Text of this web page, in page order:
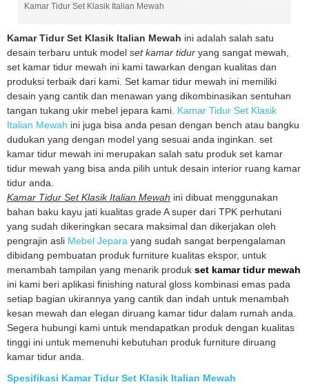
Kamar Tidur Set Klasik Italian Mewah
Kamar Tidur Set Klasik Italian Mewah ini adalah salah satu
desain terbaru untuk model set kamar tidur yang sangat mewah,
set kamar tidur mewah ini kami tawarkan dengan kualitas dan
produksi terbaik dari kami. Set kamar tidur mewah ini memiliki
desain yang cantik dan menawan yang dikombinasikan sentuhan
tangan tukang ukir mebel jepara kami. Kamar Tidur Set Klasik
Italian Mewah ini juga bisa anda pesan dengan bench atau bangku
dudukan yang dengan model yang sesuai anda inginkan. set
kamar tidur mewah ini merupakan salah satu produk set kamar
tidur mewah yang bisa anda pilih untuk desain interior ruang kamar
tidur anda.
Kamar Tidur Set Klasik Italian Mewah ini dibuat menggunakan
bahan baku kayu jati kualitas grade A super dari TPK perhutani
yang sudah dikeringkan secara maksimal dan dikerjakan oleh
pengrajin asli Mebel Jepara yang sudah sangat berpengalaman
dibidang pembuatan produk furniture kualitas ekspor, untuk
menambah tampilan yang menarik produk set kamar tidur mewah
ini kami beri aplikasi finishing natural gloss kombinasi emas pada
setiap bagian ukirannya yang cantik dan indah untuk menambah
kesan mewah dan elegan diruang kamar tidur dalam rumah anda.
Segera hubungi kami untuk mendapatkan produk dengan kualitas
tinggi ini untuk memenuhi kebutuhan produk furniture diruang
kamar tidur anda.
Spesifikasi Kamar Tidur Set Klasik Italian Mewah